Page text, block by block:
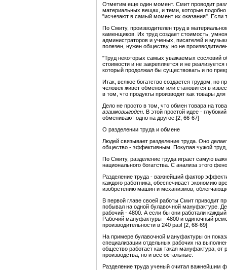
Отметим еще один момент. Смит проводит
материальных вещах, и теми, которые подобно
"исчезают в самый момент их оказания". Если
По Смиту, производителен труд в
каменщиков. Их труд создает стоимость,
администраторов и ученых, писателей и
полезен, нужен обществу, но не
"Труд некоторых самых уважаемых сословий
стоимости и не закрепляется и не
который продолжал бы существовать и по
Итак, всякое богатство создается трудом, но
человек живет обменом или становится в
в том, что продукты производят как товары
Дело не просто в том, что обмен товара на
взаимовыгоден . В этой простой идее -
обменивают одно на другое.[2, 66-67]
О разделении труда и обмене
Людей связывает разделение труда. Оно
общество - эффективным. Покупая чужой труд,
По Смиту, разделение труда играет самую
национального богатства. С анализа этого
Разделение труда - важнейший фактор
каждого работника, обеспечивает экономию
изобретению машин и механизмов,
В первой главе своей работы Смит приводит
побывал на одной булавочной мануфактуре.
рабочий - 4800. А если бы они работали
Рабочий мануфактуры - 4800 и одиночный
производительности в 240 раз! [2, 68-69]
На примере булавочной мануфактуры он
специализации отдельных рабочих на
общество работает как такая мануфактура,
производства, но и все остальные.
Разделение труда ученый считал важнейшим